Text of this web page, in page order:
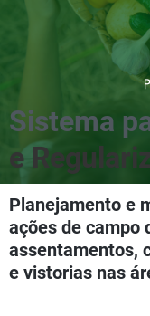
Sistema
e
Planejamento e
ações de campo
assentamentos,
e vistorias nas